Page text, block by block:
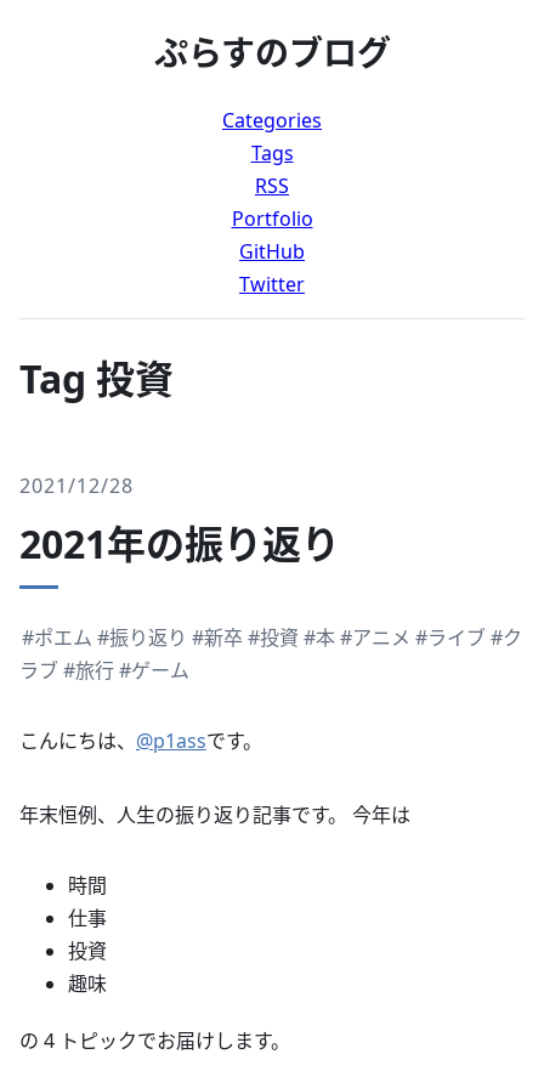
ぷらすのブログ
Categories
Tags
RSS
Portfolio
GitHub
Twitter
Tag 投資
2021/12/28
2021年の振り返り
#ポエム #振り返り #新卒#投資 #本#アニメ #ライブ #ク
ラブ #旅行#ゲーム
こんにちは、 @p1assです。
年末恒例、人生の振り返り記事です。 今年は
時間
仕事
投資
趣味
の 4 トピックでお届けします。